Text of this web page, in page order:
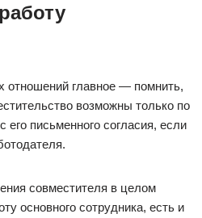
отношений главное — помнить,
возможны только по
его письменного согласия, если
совместителя в целом
основного сотрудника, есть и